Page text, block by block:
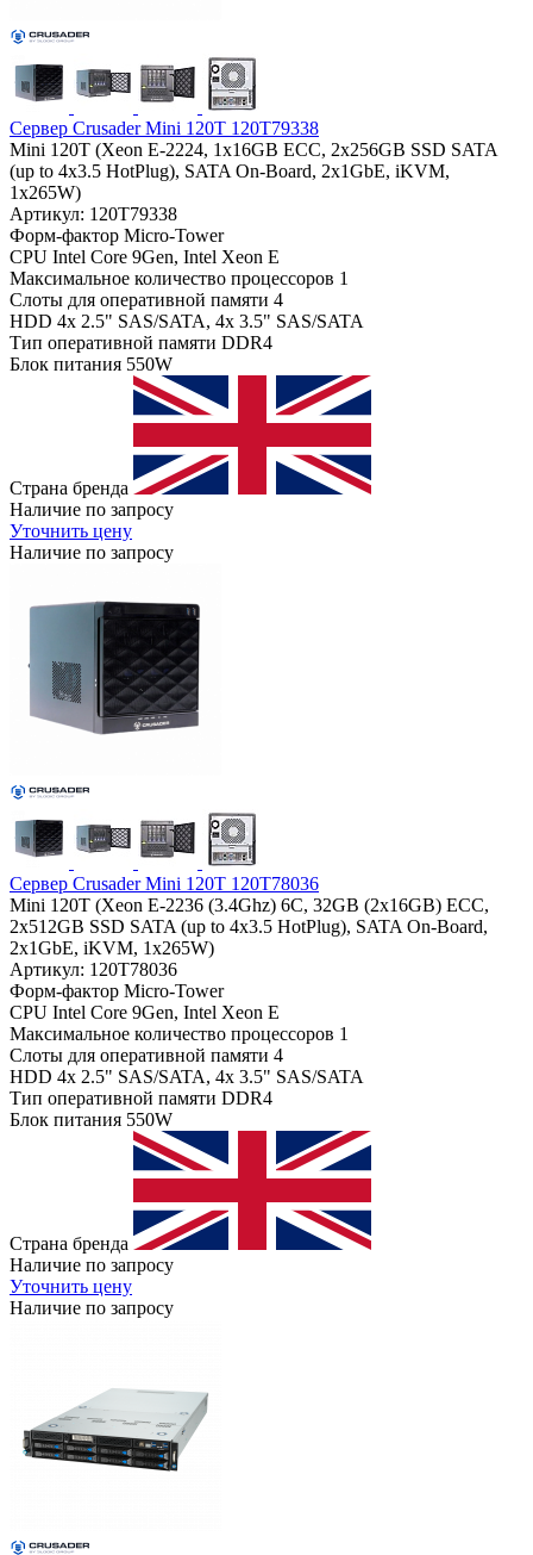
Сервер Crusader Mini 120T 120T79338
Mini 120T (Xeon E-2224, 1x16GB ECC, 2x256GB SSD SATA
(up to 4x3.5 HotPlug), SATA On-Board, 2x1GbE, iKVM,
1x265W)
Артикул: 120T79338
Форм-фактор Micro-Tower
CPU Intel Core 9Gen, Intel Xeon E
Максимальное количество процессоров 1
Слоты для оперативной памяти 4
HDD 4x 2.5" SAS/SATA, 4x 3.5" SAS/SATA
Тип оперативной памяти DDR4
Блок питания 550W
Страна бренда
Наличие по запросу
Уточнить цену
Наличие по запросу
Сервер Crusader Mini 120T 120T78036
Mini 120T (Xeon E-2236 (3.4Ghz) 6C, 32GB (2x16GB) ECC,
2x512GB SSD SATA (up to 4x3.5 HotPlug), SATA On-Board,
2x1GbE, iKVM, 1x265W)
Артикул: 120T78036
Форм-фактор Micro-Tower
CPU Intel Core 9Gen, Intel Xeon E
Максимальное количество процессоров 1
Слоты для оперативной памяти 4
HDD 4x 2.5" SAS/SATA, 4x 3.5" SAS/SATA
Тип оперативной памяти DDR4
Блок питания 550W
Страна бренда
Наличие по запросу
Уточнить цену
Наличие по запросу